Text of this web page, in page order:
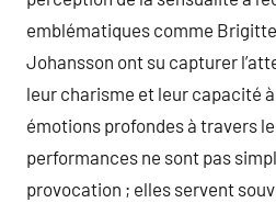
emblématiques comme
Johansson ont su capturer
leur charisme et leur capacité
émotions profondes à travers
performances ne sont pas
provocation ; elles servent